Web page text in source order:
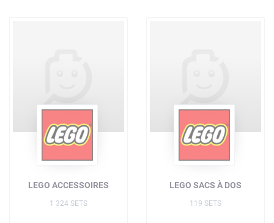
LEGO ACCESSOIRES
1 324 SETS
LEGO SACS À DOS
119 SETS